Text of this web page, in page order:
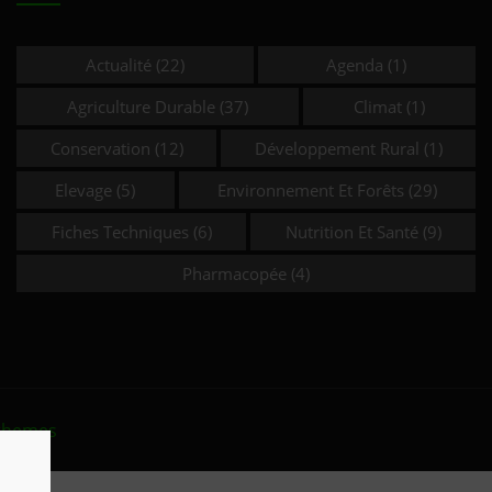
Actualité (22) Agenda (1)
Agriculture Durable (37) Climat (1)
Conservation (12) Développement Rural (1)
Elevage (5) Environnement Et Forêts (29)
Fiches Techniques (6) Nutrition Et Santé (9)
Pharmacopée (4)